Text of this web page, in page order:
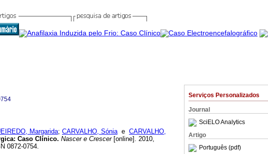
Serviços Personalizados
Journal
SciELO Analytics
Artigo
Português (pdf)
Margarida; CARVALHO, Sóniae CARVALHO,
: Caso Clínico. Nascer e Crescer[online]. 2010,
0872-0754.